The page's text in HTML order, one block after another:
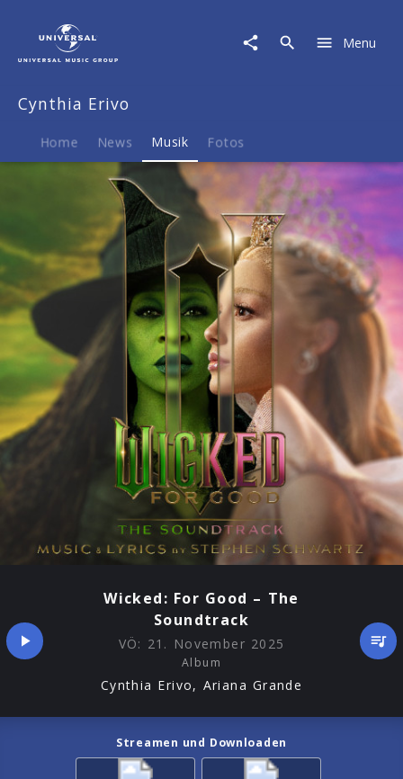
Musik
Wicked:
–
Menu
Cynthia Erivo
Home News Musik Fotos
Wicked: For Good – The
Soundtrack
VÖ: 21. November 2025
Album
Cynthia Erivo, Ariana Grande
Streamen und Downloaden